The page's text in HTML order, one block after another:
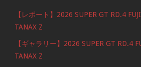
【レポート】2026 SUPER GT RD.4
TANAX Z
【ギャラリー】2026 SUPER GT RD.4
TANAX Z